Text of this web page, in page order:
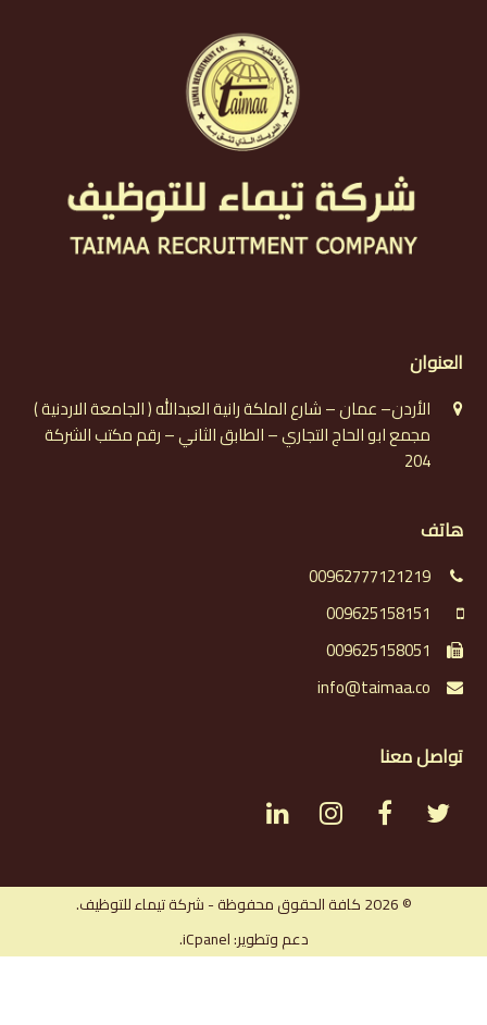
العنوان
الأردن– عمان – شارع الملكة رانية العبدالله ( الجامعة الاردنية )
مجمع ابو الحاج التجاري – الطابق الثاني – رقم مكتب الشركة
204
هاتف
00962777121219
009625158151
009625158051
info@taimaa.co
تواصل معنا
t
c
e
I
s
t
L
n
k
© 2026 كافة الحقوق محفوظة - شركة تيماء للتوظيف.
دعم وتطوير: iCpanel.